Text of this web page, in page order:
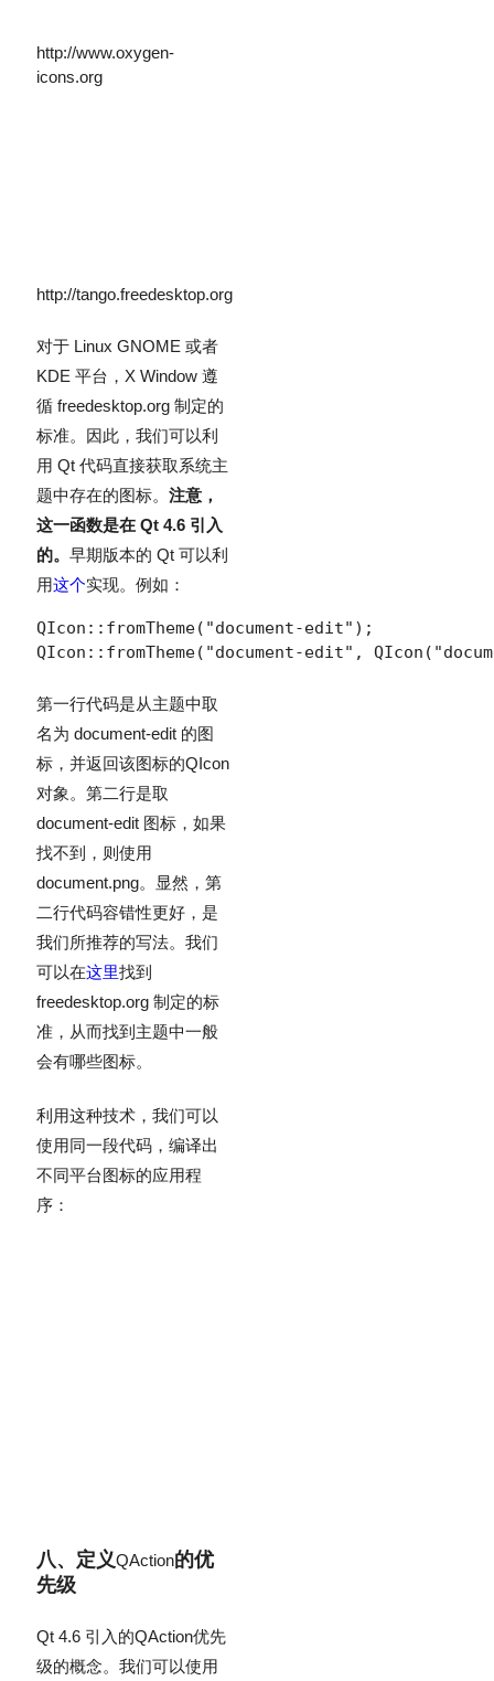
http://www.oxygen-
icons.org
http://tango.freedesktop.org
对于 Linux GNOME 或者
KDE 平台，X Window 遵
循 freedesktop.org 制定的
标准。因此，我们可以利
用 Qt 代码直接获取系统主
题中存在的图标。 注意，
这一函数是在 Qt 4.6 引入
的。 早期版本的 Qt 可以利
用这个实现。例如：
QIcon::fromTheme("document-edit");
QIcon::fromTheme("document-edit",
第一行代码是从主题中取
名为 document-edit 的图
标，并返回该图标的QIcon
对象。第二行是取
document-edit 图标，如果
找不到，则使用
document.png。显然，第
二行代码容错性更好，是
我们所推荐的写法。我们
可以在这里找到
freedesktop.org 制定的标
准，从而找到主题中一般
会有哪些图标。
利用这种技术，我们可以
使用同一段代码，编译出
不同平台图标的应用程
序：
八、定义QAction的优
先级
Qt 4.6 引入的QAction优先
级的概念。我们可以使用